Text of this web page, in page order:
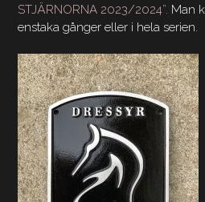
STJÄRNORNA 2023/2024”. Man
enstaka gånger eller i hela serien.